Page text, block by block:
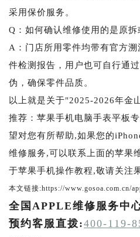
采用保价服务。
Q：如何确认维修使用的是原拆
A：门店所用零件均带有官方
件检测报告，用户也可自行通
伪，确保零件品质。
以上就是关于"2025-2026年金
推荐：苹果手机电脑手表平板
望对您有所帮助,如果您的
维修服务,可以联系上面的苹果
于苹果手机操作教程,敬请关注
本文链接:https://www.gosoa.com.cn/
全国APPLE维修服务中
预约客服直拨:400-119-